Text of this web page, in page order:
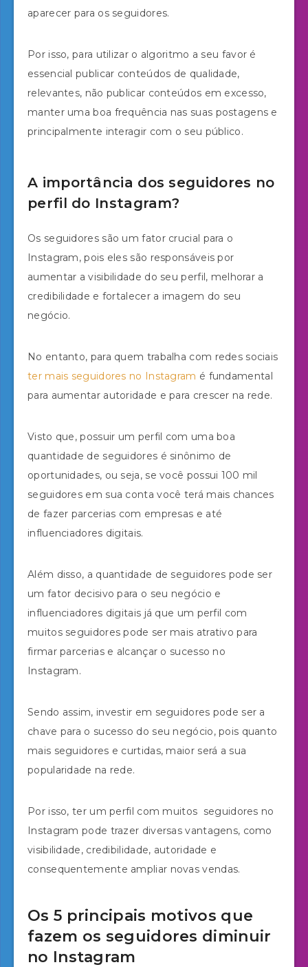
aparecer para os seguidores.
Por isso, para utilizar o algoritmo a seu favor é
essencial publicar conteúdos de qualidade,
relevantes, não publicar conteúdos em excesso,
manter uma boa frequência nas suas postagens e
principalmente interagir com o seu público.
A importância dos seguidores no
perfil do Instagram?
Os seguidores são um fator crucial para o
Instagram, pois eles são responsáveis por
aumentar a visibilidade do seu perfil, melhorar a
credibilidade e fortalecer a imagem do seu
negócio.
No entanto, para quem trabalha com redes sociais
ter mais seguidores no Instagram é fundamental
para aumentar autoridade e para crescer na rede.
Visto que, possuir um perfil com uma boa
quantidade de seguidores é sinônimo de
oportunidades, ou seja, se você possui 100 mil
seguidores em sua conta você terá mais chances
de fazer parcerias com empresas e até
influenciadores digitais.
Além disso, a quantidade de seguidores pode ser
um fator decisivo para o seu negócio e
influenciadores digitais já que um perfil com
muitos seguidores pode ser mais atrativo para
firmar parcerias e alcançar o sucesso no
Instagram.
Sendo assim, investir em seguidores pode ser a
chave para o sucesso do seu negócio, pois quanto
mais seguidores e curtidas, maior será a sua
popularidade na rede.
Por isso, ter um perfil com muitos seguidores no
Instagram pode trazer diversas vantagens, como
visibilidade, credibilidade, autoridade e
consequentemente ampliar novas vendas.
Os 5 principais motivos que
fazem os seguidores diminuir
no Instagram